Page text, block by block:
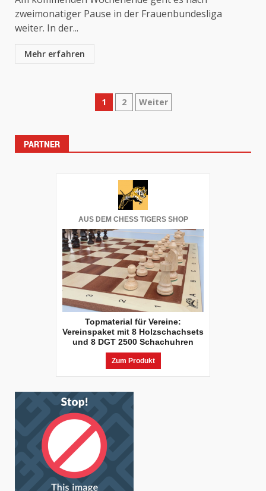
zweimonatiger Pause in der Frauenbundesliga
weiter. In der...
Mehr erfahren
Seitennummerierung
Beiträge
1 2 Weiter
PARTNER
AUS DEM CHESS TIGERS SHOP
Topmaterial für Vereine:
Vereinspaket mit 8 Holzschachsets
und 8 DGT 2500 Schachuhren
Zum Produkt